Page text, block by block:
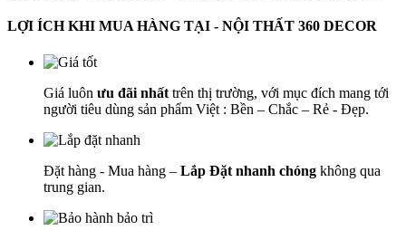
LỢI ÍCH KHI MUA HÀNG TẠI - NỘI THẤT 360 DECOR
Giá luôn ưu đãi nhất trên thị trường, với mục đích mang tới
người tiêu dùng sản phẩm Việt : Bền – Chắc – Rẻ - Đẹp.
Đặt hàng - Mua hàng – Lắp Đặt nhanh chóng không qua
trung gian.